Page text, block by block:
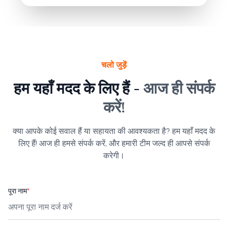
चलो जुड़ें
हम यहाँ मदद के लिए हैं - आज ही संपर्क
करें!
क्या आपके कोई सवाल हैं या सहायता की आवश्यकता है? हम यहाँ मदद के
लिए हैं! आज ही हमसे संपर्क करें, और हमारी टीम जल्द ही आपसे संपर्क
करेगी।
पूरा नाम*